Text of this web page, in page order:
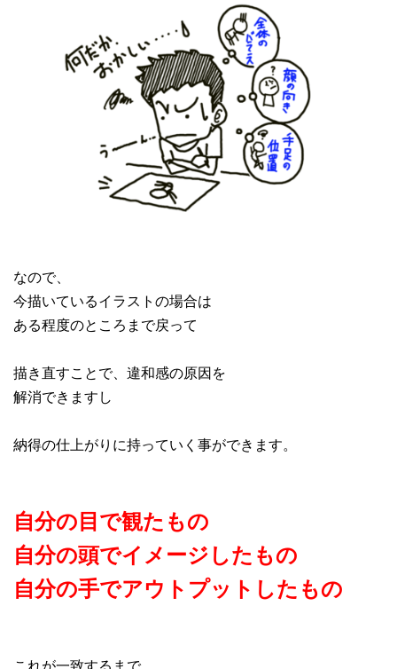
なので、
今描いているイラストの場合は
ある程度のところまで戻って
描き直すことで、違和感の原因を
解消できますし
納得の仕上がりに持っていく事ができます。
自分の目で観たもの
自分の頭でイメージしたもの
自分の手でアウトプットしたもの
これが一致するまで